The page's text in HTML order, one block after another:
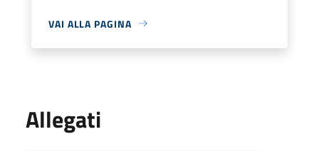
VAI ALLA PAGINA
Allegati